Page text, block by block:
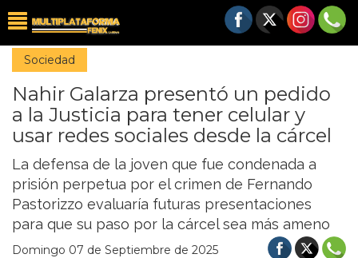
Sociedad
Nahir Galarza presentó un pedido
a la Justicia para tener celular y
usar redes sociales desde la cárcel
La defensa de la joven que fue condenada a
prisión perpetua por el crimen de Fernando
Pastorizzo evaluaría futuras presentaciones
para que su paso por la cárcel sea más ameno
Domingo 07 de Septiembre de 2025